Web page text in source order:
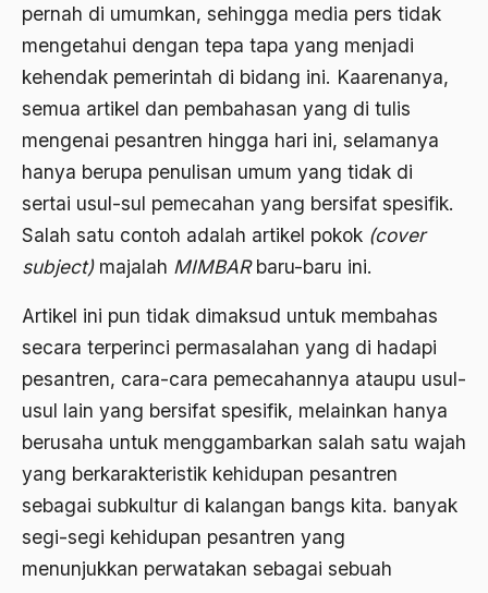
pernah di umumkan, sehingga media pers tidak
mengetahui dengan tepa tapa yang menjadi
kehendak pemerintah di bidang ini. Kaarenanya,
semua artikel dan pembahasan yang di tulis
mengenai pesantren hingga hari ini, selamanya
hanya berupa penulisan umum yang tidak di
sertai usul-sul pemecahan yang bersifat spesifik.
Salah satu contoh adalah artikel pokok (cover
subject)majalah MIMBARbaru-baru ini.
Artikel ini pun tidak dimaksud untuk membahas
secara terperinci permasalahan yang di hadapi
pesantren, cara-cara pemecahannya ataupu usul-
usul lain yang bersifat spesifik, melainkan hanya
berusaha untuk menggambarkan salah satu wajah
yang berkarakteristik kehidupan pesantren
sebagai subkultur di kalangan bangs kita. banyak
segi-segi kehidupan pesantren yang
menunjukkan perwatakan sebagai sebuah
Agama dan Politik
Agama dan Praktis
Agama Demokrasi
Agama di Asia
agama elitis
Agama Hukum
Agama Inovasi
Agama Islam
agama populer
Agama Terang
Agamawan
Agenda Nasional
Agraria